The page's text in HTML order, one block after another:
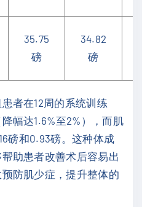
35.75
磅
34.82
磅
者在12周的系统训练
幅达1.6%至2%），而肌
磅和0.93磅。这种体成
助患者改善术后容易出
防肌少症，提升整体的